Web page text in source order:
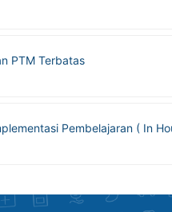
PTM Terbatas
Pembelajaran ( In